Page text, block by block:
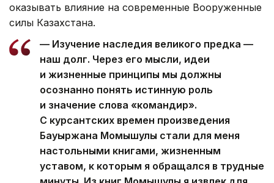
оказывать влияние на современные Вооруженные
силы Казахстана.
— Изучение наследия великого предка —
наш долг. Через его мысли, идеи
и жизненные принципы мы должны
осознанно понять истинную роль
и значение слова «командир».
С курсантских времен произведения
Бауыржана Момышулы стали для меня
настольными книгами, жизненным
уставом, к которым я обращался в трудные